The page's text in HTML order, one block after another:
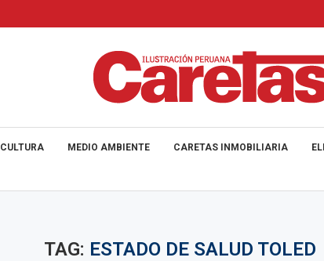
CULTURA MEDIO AMBIENTE CARETAS INMOBILIARIA
TAG: ESTADO DE SALUD TOLED